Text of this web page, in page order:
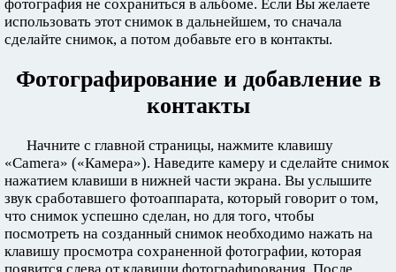
фотография не сохраниться в альбоме. Если Вы желаете
использовать этот снимок в дальнейшем, то сначала
сделайте снимок, а потом добавьте его в контакты.
Фотографирование и добавление в
контакты
Начните с главной страницы, нажмите клавишу
«Camera» («Камера»). Наведите камеру и сделайте снимок
нажатием клавиши в нижней части экрана. Вы услышите
звук сработавшего фотоаппарата, который говорит о том,
что снимок успешно сделан, но для того, чтобы
посмотреть на созданный снимок необходимо нажать на
клавишу просмотра сохраненной фотографии, которая
появится слева от клавиши фотографирования. После